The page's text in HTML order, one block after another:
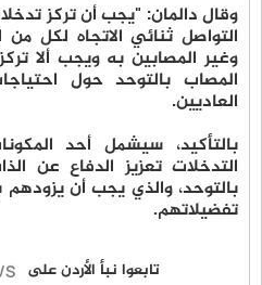
وقال دالمان: "يجب أن تركز
التواصل ثنائي الاتجاه لكل
وغير المصابين به ويجب ألا
المصاب بالتوحد حول
العاديين.
بالتأكيد، سيشمل أحد
التدخلات تعزيز الدفاع عن
بالتوحد، والذي يجب أن يزودهم
تفضيلاتهم.
تابعوا نبأ الأردن على